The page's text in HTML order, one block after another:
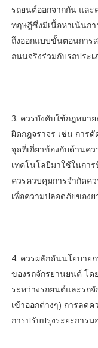
รถยนต์ออกจากกัน แล
ทฤษฎีซึ่งมีเนื้อหาเน้นก
ถึงออกแบบขั้นตอนการ
ถนนจริงร่วมกับรถประเ
3. ควรบังคับใช้กฎหมา
ผิดกฎจราจร เช่น การ
จุดที่เกี่ยวข้องกับด้านค
เทคโนโลยีมาใช้ในกา
ควรควบคุมการจำกัดค
เพื่อความปลอดภัยของ
​4. ควรผลักดันนโยบาย
ของรถจักรยานยนต์ โด
ระหว่างรถยนต์และรถ
เข้าออกต่างๆ) การลด
การปรับปรุงระยะการม